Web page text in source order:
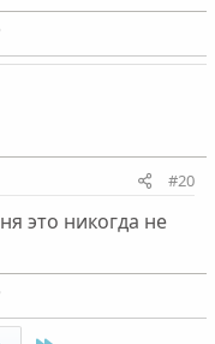
е
т
н
ы
г
#20
это никогда не
е